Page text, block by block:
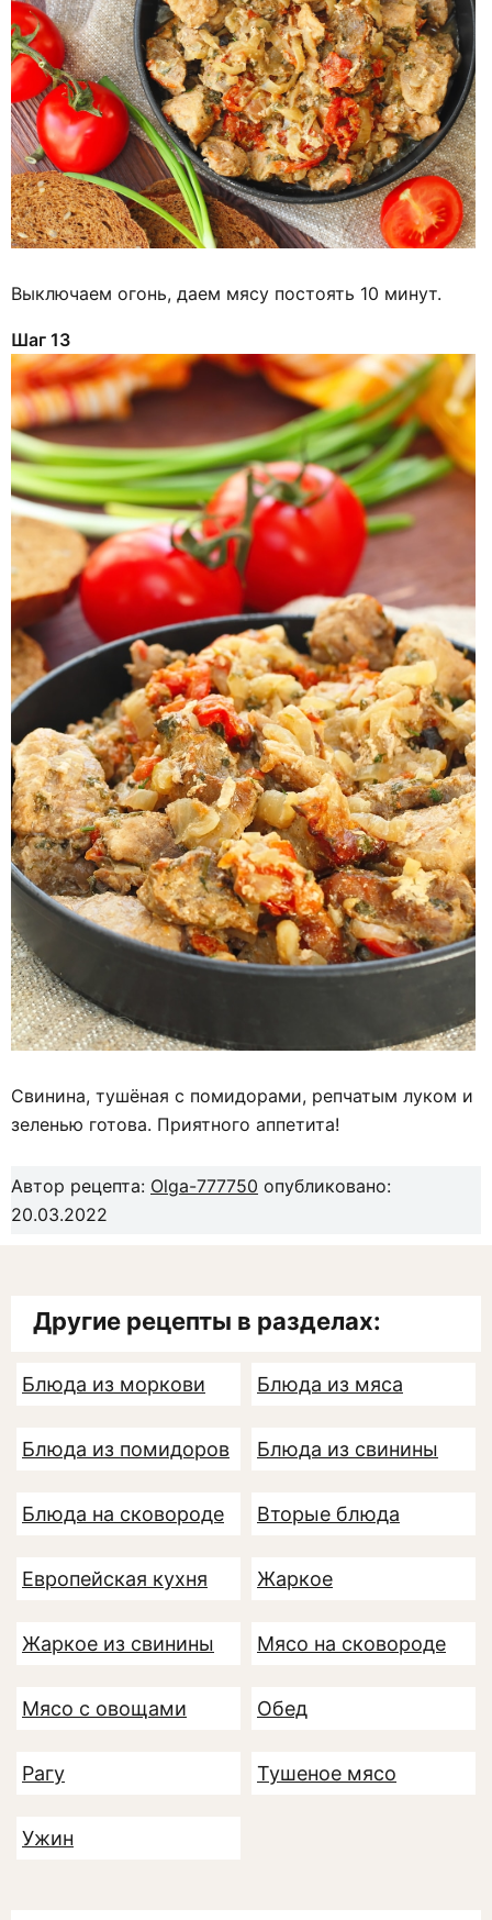
Выключаем огонь, даем мясу постоять 10 минут.
Шаг 13
Свинина, тушёная с помидорами, репчатым луком и
зеленью готова. Приятного аппетита!
Автор рецепта: Olga-777750 опубликовано:
20.03.2022
Другие рецепты в разделах:
Блюда из моркови Блюда из мяса
Блюда из помидоров Блюда из свинины
Блюда на сковороде Вторые блюда
Европейская кухня Жаркое
Жаркое из свинины Мясо на сковороде
Мясо с овощами Обед
Рагу Тушеное мясо
Ужин